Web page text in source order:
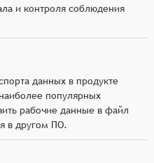
и контроля соблюдения
данных в продукте
популярных
рабочие данные в файл
в другом ПО.